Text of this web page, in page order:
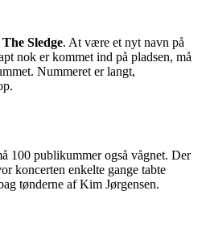
The Sledge. At være et nyt navn på
nok er kommet ind på pladsen, må
Nummeret er langt,
100 publikummer også vågnet. Der
koncerten enkelte gange tabte
tønderne af Kim Jørgensen.